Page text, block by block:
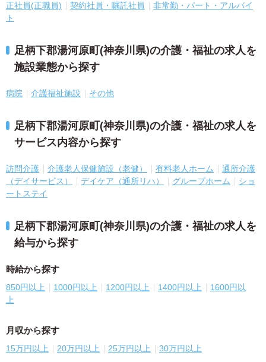
正社員(正職員) 契約社員・嘱託社員
非常勤・パート・アルバイ
ト
足柄下郡湯河原町(神奈川県)の介護・福祉の求人を
施設業態から探す
病院 介護福祉施設 その他
足柄下郡湯河原町(神奈川県)の介護・福祉の求人を
サービス内容から探す
訪問介護 介護老人保健施設（老健） 有料老人ホーム
通所介護
（デイサービス）
デイケア（通所リハ） グループホーム
ショ
ートステイ
足柄下郡湯河原町(神奈川県)の介護・福祉の求人を
給与から探す
時給から探す
850円以上 1000円以上 1200円以上 1400円以上
1600円以
上
月収から探す
15万円以上 20万円以上 25万円以上 30万円以上